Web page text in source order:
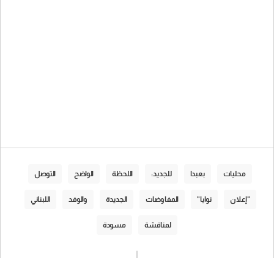
محليات بعبدا للجديد: اللحظة الواضح التوصل
"إعلان نوايا" المفاوضات الجديدة والوفد اللبناني
لمناقشة مسودة